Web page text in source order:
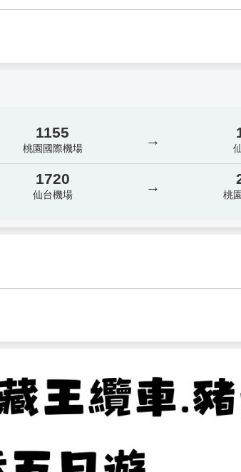
1155
桃園國際機場 →
1720
仙台機場 → 桃